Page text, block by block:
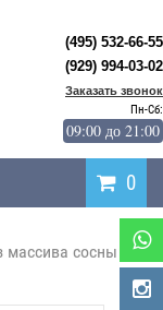
(495) 532-66-55
(929) 994-03-02
Заказать звонок
Пн-Сб:
09:00 до 21:00
0
массива сосны